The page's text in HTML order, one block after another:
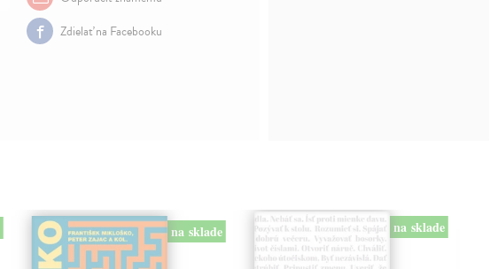
Zdielať na Facebooku
na sklade na sklade